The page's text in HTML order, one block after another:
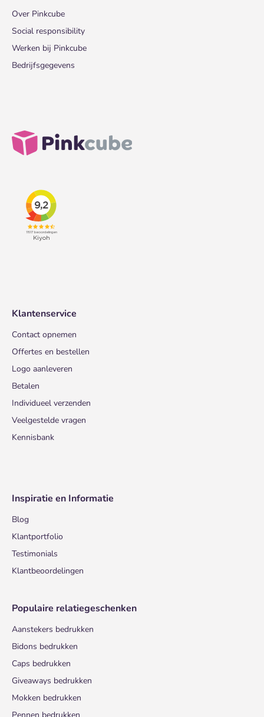
Over Pinkcube
Social responsibility
Werken bij Pinkcube
Bedrijfsgegevens
Klantenservice
Contact opnemen
Offertes en bestellen
Logo aanleveren
Betalen
Individueel verzenden
Veelgestelde vragen
Kennisbank
Inspiratie en Informatie
Blog
Klantportfolio
Testimonials
Klantbeoordelingen
Populaire relatiegeschenken
Aanstekers bedrukken
Bidons bedrukken
Caps bedrukken
Giveaways bedrukken
Mokken bedrukken